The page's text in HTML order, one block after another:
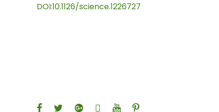
DOI:10.1126/science.1226727